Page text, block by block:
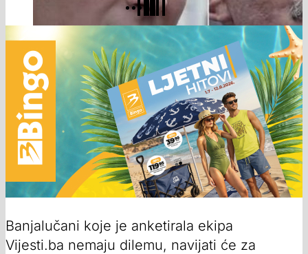
Banjalučani koje je anketirala ekipa
Vijesti.ba nemaju dilemu, navijati će za